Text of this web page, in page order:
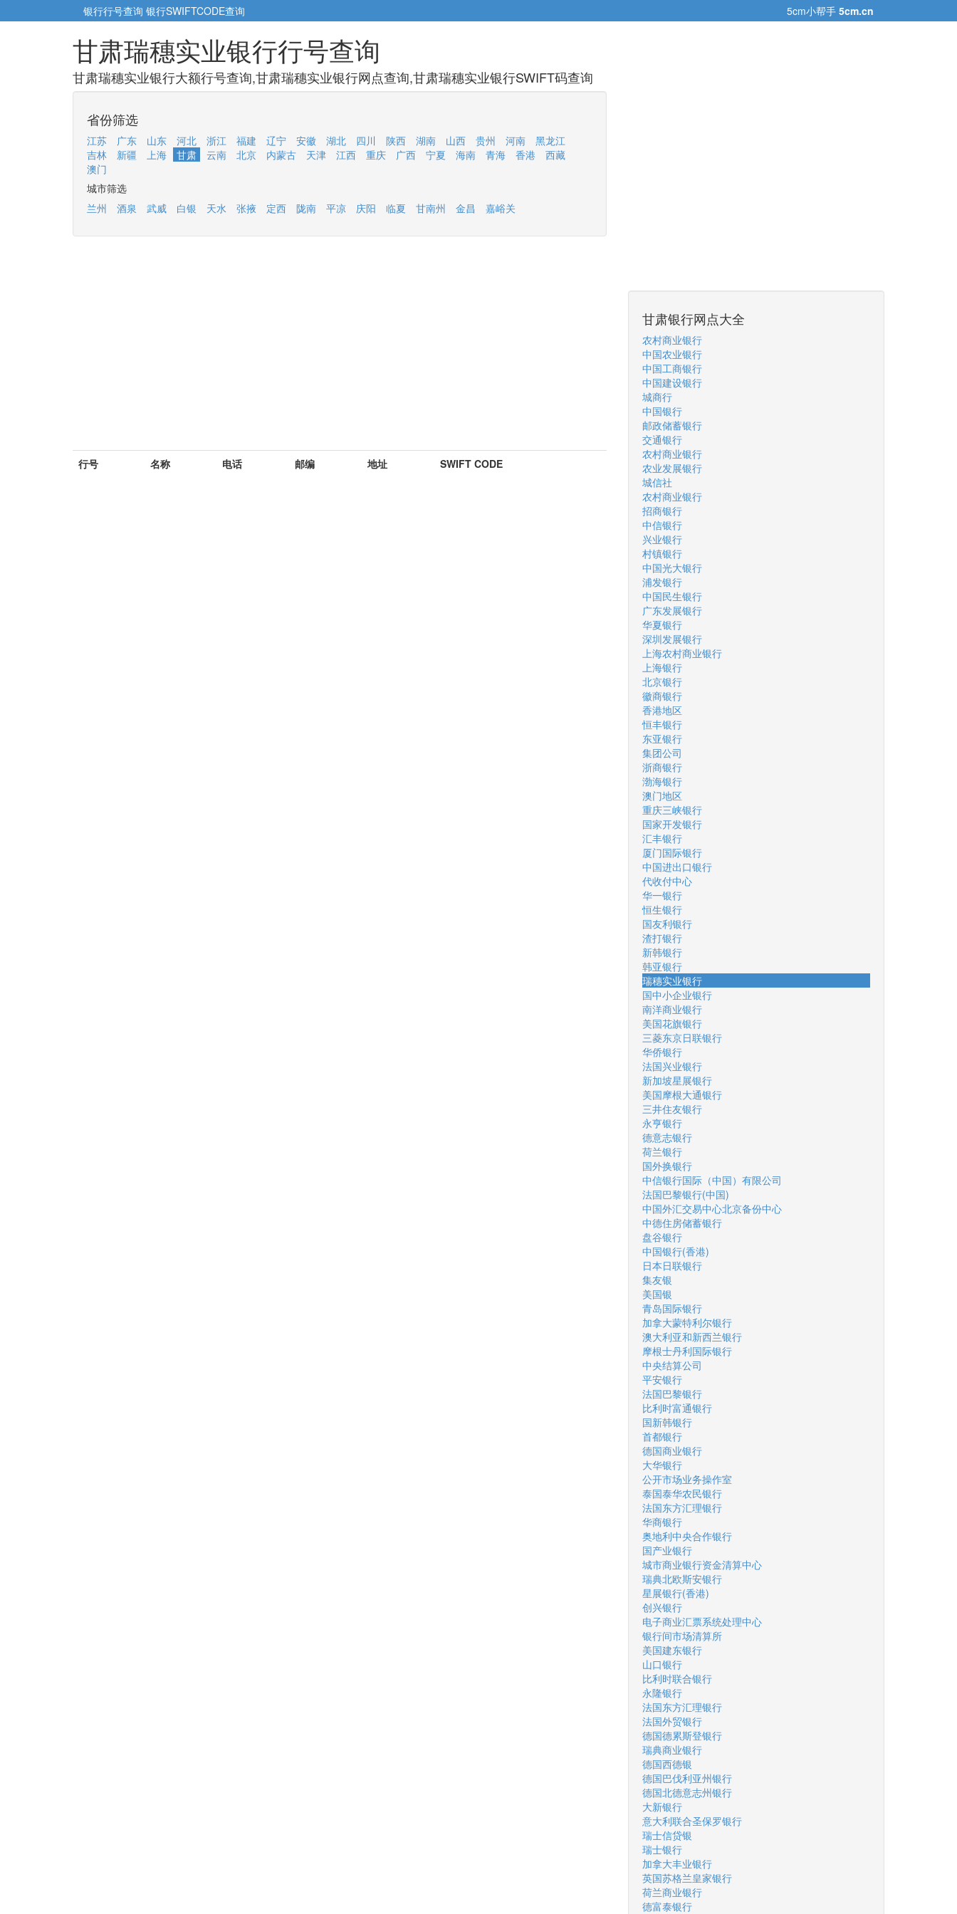
银行行号查询 银行SWIFTCODE查询 5cm小帮手 5cm.cn
甘肃瑞穗实业银行行号查询
甘肃瑞穗实业银行大额行号查询,甘肃瑞穗实业银行网点查询,甘肃瑞穗实业银行SWIFT码查询
省份筛选
江苏 广东 山东 河北 浙江 福建 辽宁 安徽 湖北 四川 陕西 湖南 山西 贵州 河南
黑龙江
吉林
新疆 上海 甘肃 云南 北京 内蒙古 天津 江西 重庆 广西 宁夏 海南 青海 香港
西藏
澳门
城市筛选
兰州
酒泉 武威 白银 天水 张掖 定西 陇南 平凉 庆阳 临夏 甘南州 金昌 嘉峪关
行号 名称 电话 邮编 地址 SWIFT CODE
甘肃银行网点大全
农村商业银行
中国农业银行
中国工商银行
中国建设银行
城商行
中国银行
邮政储蓄银行
交通银行
农村商业银行
农业发展银行
城信社
农村商业银行
招商银行
中信银行
兴业银行
村镇银行
中国光大银行
浦发银行
中国民生银行
广东发展银行
华夏银行
深圳发展银行
上海农村商业银行
上海银行
北京银行
徽商银行
香港地区
恒丰银行
东亚银行
集团公司
浙商银行
渤海银行
澳门地区
重庆三峡银行
国家开发银行
汇丰银行
厦门国际银行
中国进出口银行
代收付中心
华一银行
恒生银行
国友利银行
渣打银行
新韩银行
韩亚银行
瑞穗实业银行
国中小企业银行
南洋商业银行
美国花旗银行
三菱东京日联银行
华侨银行
法国兴业银行
新加坡星展银行
美国摩根大通银行
三井住友银行
永亨银行
德意志银行
荷兰银行
国外换银行
中信银行国际（中国）有限公司
法国巴黎银行(中国)
中国外汇交易中心北京备份中心
中德住房储蓄银行
盘谷银行
中国银行(香港)
日本日联银行
集友银
美国银
青岛国际银行
加拿大蒙特利尔银行
澳大利亚和新西兰银行
摩根士丹利国际银行
中央结算公司
平安银行
法国巴黎银行
比利时富通银行
国新韩银行
首都银行
德国商业银行
大华银行
公开市场业务操作室
泰国泰华农民银行
法国东方汇理银行
华商银行
奥地利中央合作银行
国产业银行
城市商业银行资金清算中心
瑞典北欧斯安银行
星展银行(香港)
创兴银行
电子商业汇票系统处理中心
银行间市场清算所
美国建东银行
山口银行
比利时联合银行
永隆银行
法国东方汇理银行
法国外贸银行
德国德累斯登银行
瑞典商业银行
德国西德银
德国巴伐利亚州银行
德国北德意志州银行
大新银行
意大利联合圣保罗银行
瑞士信贷银
瑞士银行
加拿大丰业银行
英国苏格兰皇家银行
荷兰商业银行
德富泰银行